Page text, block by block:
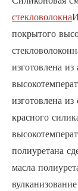
стекловолокна
покрытого
изготовлена
изготовлена
красного
полиуретана
масла